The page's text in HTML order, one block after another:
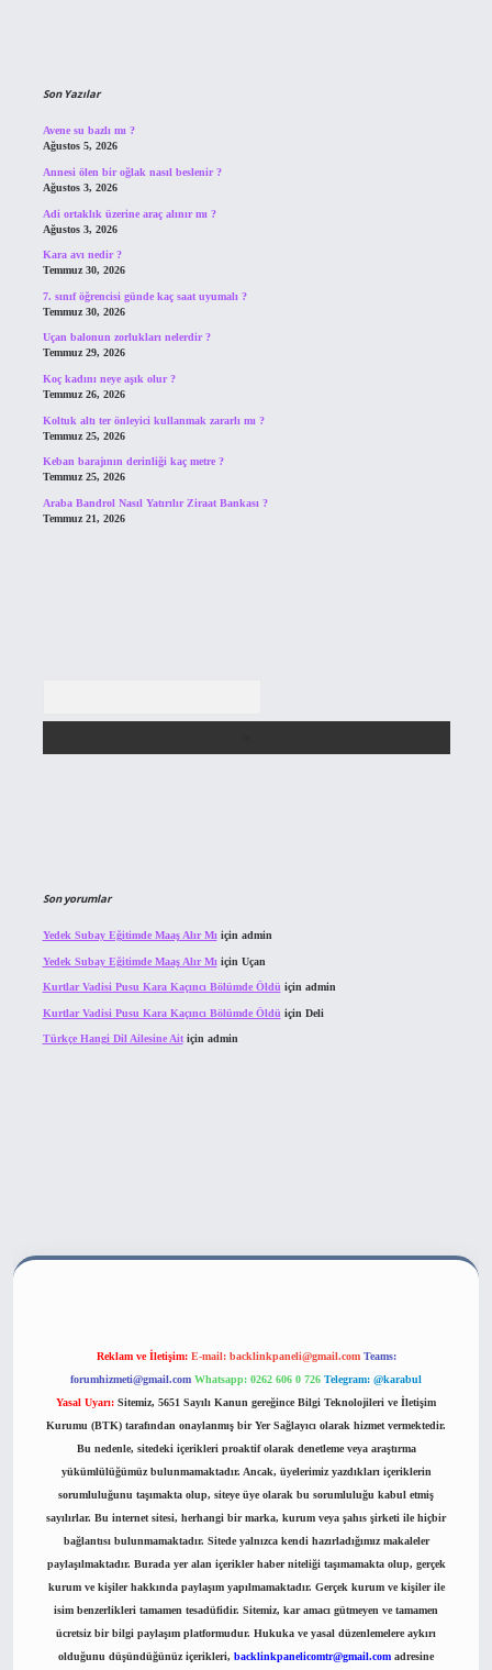
Son Yazılar
Avene su bazlı mı ?
Ağustos 5, 2026
Annesi ölen bir oğlak nasıl beslenir ?
Ağustos 3, 2026
Adi ortaklık üzerine araç alınır mı ?
Ağustos 3, 2026
Kara avı nedir ?
Temmuz 30, 2026
7. sınıf öğrencisi günde kaç saat uyumalı ?
Temmuz 30, 2026
Uçan balonun zorlukları nelerdir ?
Temmuz 29, 2026
Koç kadını neye aşık olur ?
Temmuz 26, 2026
Koltuk altı ter önleyici kullanmak zararlı mı ?
Temmuz 25, 2026
Keban barajının derinliği kaç metre ?
Temmuz 25, 2026
Araba Bandrol Nasıl Yatırılır Ziraat Bankası ?
Temmuz 21, 2026
Son yorumlar
Yedek Subay Eğitimde Maaş Alır Mı için admin
Yedek Subay Eğitimde Maaş Alır Mı için Uçan
Kurtlar Vadisi Pusu Kara Kaçıncı Bölümde Öldü için admin
Kurtlar Vadisi Pusu Kara Kaçıncı Bölümde Öldü için Deli
Türkçe Hangi Dil Ailesine Aitiçin admin
Reklam ve İletişim: E-mail: backlinkpaneli@gmail.com Teams:
forumhizmeti@gmail.com Whatsapp: 0262 606 0 726 Telegram: @karabul
Yasal Uyarı: Sitemiz, 5651 Sayılı Kanun gereğince Bilgi Teknolojileri ve İletişim
Kurumu (BTK) tarafından onaylanmış bir Yer Sağlayıcı olarak hizmet vermektedir.
Bu nedenle, sitedeki içerikleri proaktif olarak denetleme veya araştırma
yükümlülüğümüz bulunmamaktadır. Ancak, üyelerimiz yazdıkları içeriklerin
sorumluluğunu taşımakta olup, siteye üye olarak bu sorumluluğu kabul etmiş
sayılırlar. Bu internet sitesi, herhangi bir marka, kurum veya şahıs şirketi ile hiçbir
bağlantısı bulunmamaktadır. Sitede yalnızca kendi hazırladığımız makaleler
paylaşılmaktadır. Burada yer alan içerikler haber niteliği taşımamakta olup, gerçek
kurum ve kişiler hakkında paylaşım yapılmamaktadır. Gerçek kurum ve kişiler ile
isim benzerlikleri tamamen tesadüfidir. Sitemiz, kar amacı gütmeyen ve tamamen
ücretsiz bir bilgi paylaşım platformudur. Hukuka ve yasal düzenlemelere aykırı
olduğunu düşündüğünüz içerikleri, backlinkpanelicomtr@gmail.com adresine